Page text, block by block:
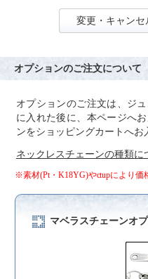
変更・キャンセ
オプションのご注文について
オプションのご注文は、ジ
に入れた後に、本ページへ
ンをショッピングカートへお
ネックレスチェーンの種類に
※素材(Pt・K18YG)やctupにより価
マベラスチェーンオ